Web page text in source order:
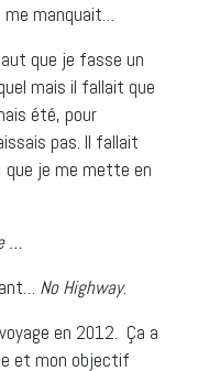
me manquait…
que je fasse un
mais il fallait que
été, pour
pas. Il fallait
que je me mette en
…
No Highway.
en 2012. Ça a
et mon objectif